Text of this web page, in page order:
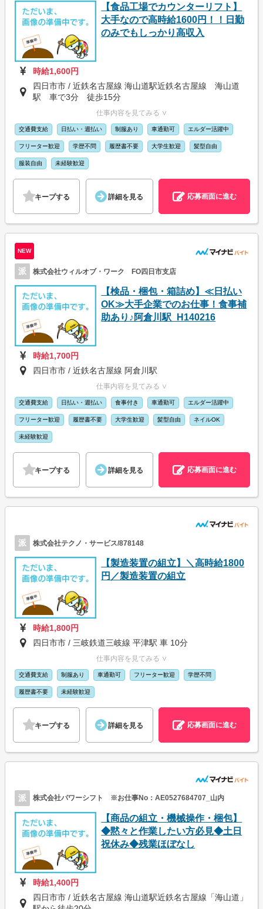
【食品工場でカウンターリフト】
大手なので高時給1600円！！日勤
のみでもしっかり高収入
時給1,600円
四日市市 / 近鉄名古屋線 海山道駅近鉄名古屋線 海山道
駅 車で3分 徒歩15分
仕事内容を見てみる ∨
交通費支給 日払い・週払い 制服あり 車通勤可 エルダー活躍中
フリーター歓迎 学歴不問 履歴書不要 大学生歓迎 髪型自由
服装自由 未経験歓迎
キープする 詳細を見る 応募画面に進む
NEW
派 株式会社ウィルオブ・ワーク FO四日市支店
【検品・梱包・箱詰め】≪日払い
OK≫大手企業でのお仕事！食事補
助あり♪阿倉川駅_H140216
時給1,700円
四日市市 / 近鉄名古屋線 阿倉川駅
仕事内容を見てみる ∨
交通費支給 日払い・週払い 食事付き 車通勤可 エルダー活躍中
フリーター歓迎 履歴書不要 大学生歓迎 髪型自由 ネイルOK
未経験歓迎
キープする 詳細を見る 応募画面に進む
派 株式会社テクノ・サービス/878148
【製造装置の組立】＼高時給1800
円／製造装置の組立
時給1,800円
四日市市 / 三岐鉄道三岐線 平津駅 車 10分
仕事内容を見てみる ∨
交通費支給 制服あり 車通勤可 フリーター歓迎 学歴不問
履歴書不要 未経験歓迎
キープする 詳細を見る 応募画面に進む
派 株式会社パワーシフト ※お仕事No：AE0527684707_山内
【商品の組立・機械操作・梱包】
◆黙々と作業したい方必見◆土日
祝休み◆残業ほぼなし
時給1,400円
四日市市 / 近鉄名古屋線 海山道駅近鉄名古屋線「海山道」